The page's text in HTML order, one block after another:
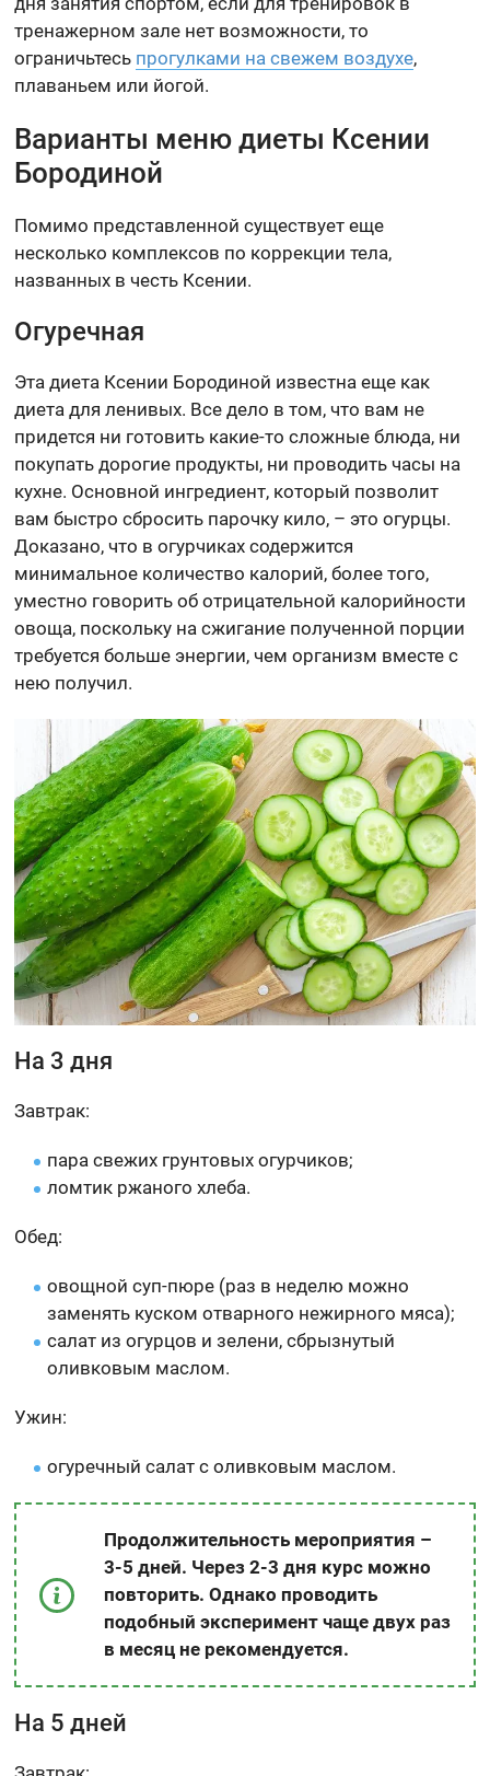
тренажерном зале нет возможности, то
ограничьтесь прогулками на свежем воздухе,
плаваньем или йогой.
Варианты меню диеты Ксении
Бородиной
Помимо представленной существует еще
несколько комплексов по коррекции тела,
названных в честь Ксении.
Огуречная
Эта диета Ксении Бородиной известна еще как
диета для ленивых. Все дело в том, что вам не
придется ни готовить какие-то сложные блюда, ни
покупать дорогие продукты, ни проводить часы на
кухне. Основной ингредиент, который позволит
вам быстро сбросить парочку кило, – это огурцы.
Доказано, что в огурчиках содержится
минимальное количество калорий, более того,
уместно говорить об отрицательной калорийности
овоща, поскольку на сжигание полученной порции
требуется больше энергии, чем организм вместе с
нею получил.
На 3 дня
Завтрак:
пара свежих грунтовых огурчиков;
ломтик ржаного хлеба.
Обед:
овощной суп-пюре (раз в неделю можно
заменять куском отварного нежирного мяса);
салат из огурцов и зелени, сбрызнутый
оливковым маслом.
Ужин:
огуречный салат с оливковым маслом.
Продолжительность мероприятия –
3-5 дней. Через 2-3 дня курс можно
повторить. Однако проводить
подобный эксперимент чаще двух раз
в месяц не рекомендуется.
На 5 дней